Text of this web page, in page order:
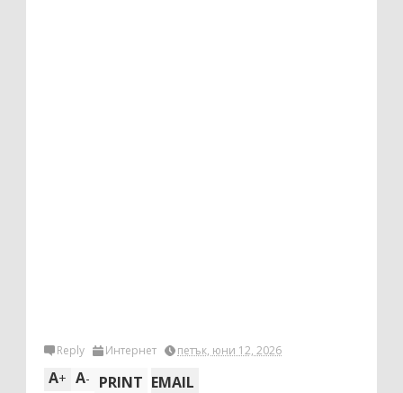
Reply Интернет петък, юни 12, 2026
A+ A- PRINT EMAIL